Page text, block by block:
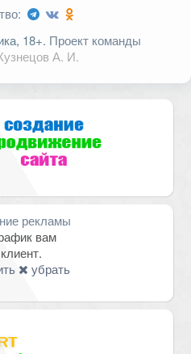
будет
поля
18+. Проект команды
А. И.
рекламы
вам
убрать